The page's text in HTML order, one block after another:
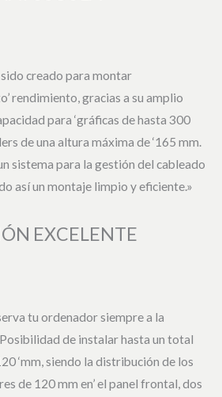
creado para montar
rendimiento, gracias a su amplio
para ‘gráficas de hasta 300
de una altura máxima de ‘165 mm.
sistema para la gestión del cableado
así un montaje limpio y eficiente.»
EXCELENTE
tu ordenador siempre a la
de instalar hasta un total
‘mm, siendo la distribución de los
de 120 mm en’ el panel frontal, dos